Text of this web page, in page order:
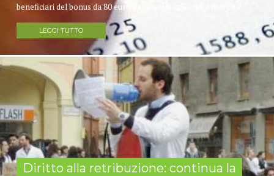
beneficiari del bonus da 80 euro promesso da Renzi a marzo è...
LEGGI TUTTO
Diritto alla retribuzione: continua la